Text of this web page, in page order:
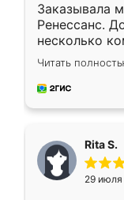
Заказывала
Ренессанс.
несколько
эту. Сначала
приехал
и снял
каких-либо
довольна,
Читать
Rita S.
29